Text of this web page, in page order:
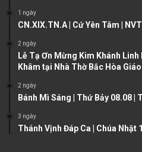
p
g
1 ngày
CN.XIX.TN.A | Cứ Yên Tâm | NVT
2 ngày
Lễ Tạ Ơn Mừng Kim Khánh
Khâm tại Nhà Thờ Bắc Hòa
2 ngày
Bánh Mì Sáng | Thứ Bảy 08.08
3 ngày
Thánh Vịnh Đáp Ca | Chúa Nhật